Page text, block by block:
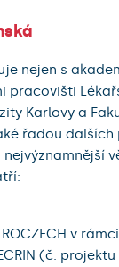
nejen s
pracovišti
Karlovy a
řadou
v
(č. projektu